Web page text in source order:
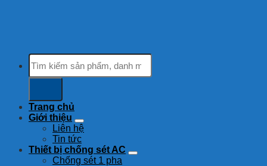
Tìm
kiếm:
Trang chủ
Giới thiệu
Liên hệ
Tin tức
Thiết bị chống sét AC
Chống sét 1 pha